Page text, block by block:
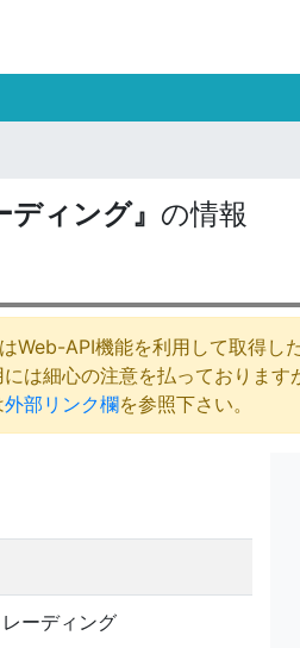
ィング』 の情報
API機能を利用して取得し
は細心の注意を払っておりま
外部リンク欄を参照下さい。
ーディング